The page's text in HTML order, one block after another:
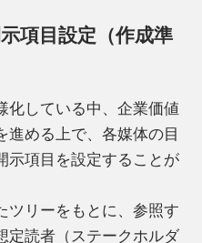
項目設定（作成準
化している中、企業価値
進める上で、各媒体の目
示項目を設定することが
ツリーをもとに、参照す
定読者（ステークホルダ